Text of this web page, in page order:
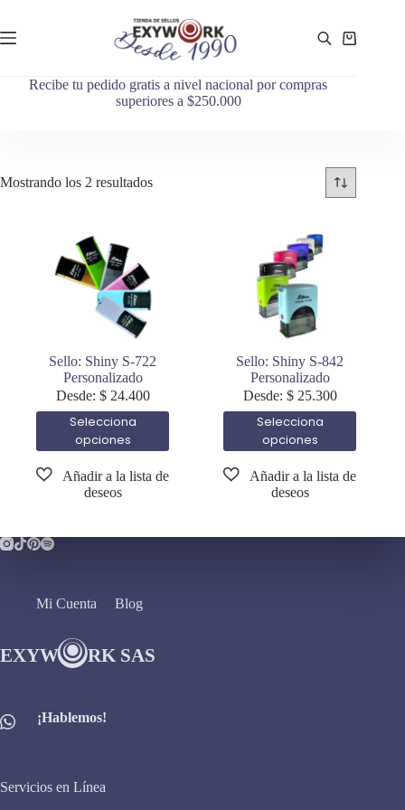
Recibe tu pedido gratis a nivel nacional por compras
superiores a $250.000
Mostrando los 2 resultados
Sello: Shiny S-722
Personalizado
Desde: $24.400
Selecciona
opciones
Sello: Shiny S-842
Personalizado
Desde: $25.300
Selecciona
opciones
Mi Cuenta Blog
¡Hablemos!
Servicios en Línea